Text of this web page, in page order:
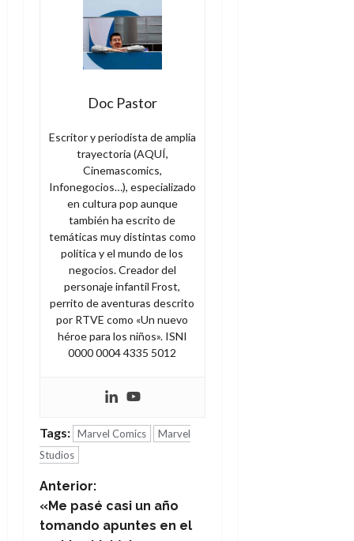
Doc Pastor
Escritor y periodista de amplia
trayectoria (AQUÍ,
Cinemascomics,
Infonegocios…), especializado
en cultura pop aunque
también ha escrito de
temáticas muy distintas como
política y el mundo de los
negocios. Creador del
personaje infantil Frost,
perrito de aventuras descrito
por RTVE como «Un nuevo
héroe para los niños». ISNI
0000 0004 4335 5012
Tags: Marvel Comics
Marvel
Studios
N
a
Anterior:
«Me pasé casi un año
tomando apuntes en el